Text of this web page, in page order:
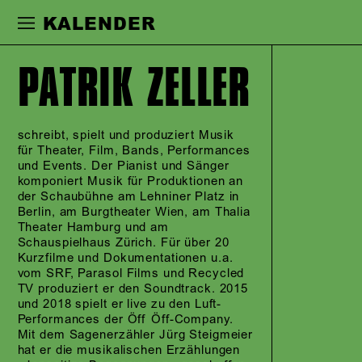
Zur Hauptnavigation springen
KALENDER
PATRIK ZELLER
schreibt, spielt und produziert Musik
für Theater, Film, Bands, Performances
und Events. Der Pianist und Sänger
komponiert Musik für Produktionen an
der Schaubühne am Lehniner Platz in
Berlin, am Burgtheater Wien, am Thalia
Theater Hamburg und am
Schauspielhaus Zürich. Für über 20
Kurzfilme und Dokumentationen u.a.
vom SRF, Parasol Films und Recycled
TV produziert er den Soundtrack. 2015
und 2018 spielt er live zu den Luft-
Performances der Öff Öff-Company.
Mit dem Sagenerzähler Jürg Steigmeier
hat er die musikalischen Erzählungen